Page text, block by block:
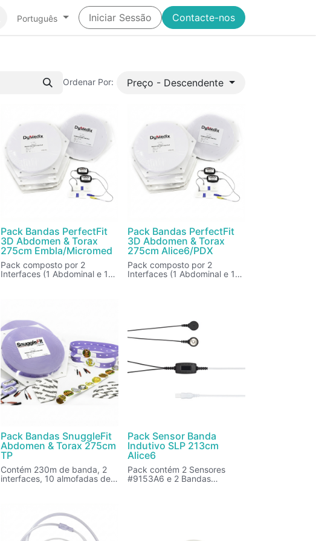
Português Iniciar Sessão Contacte-nos
Ordenar Por: Preço - Descendente
Pack Bandas PerfectFit
3D Abdomen & Torax
275cm Embla/Micromed
Pack composto por 2
Interfaces (1 Abdominal e 1
Pack Bandas PerfectFit
3D Abdomen & Torax
275cm Alice6/PDX
Pack composto por 2
Interfaces (1 Abdominal e 1
Pack Bandas SnuggleFit
Abdomen & Torax 275cm
TP
Contém 230m de banda, 2
interfaces, 10 almofadas de
Pack Sensor Banda
Indutivo SLP 213cm
Alice6
Pack contém 2 Sensores
#9153A6 e 2 Bandas